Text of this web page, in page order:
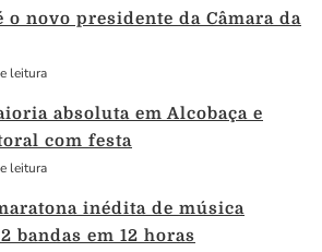
o novo presidente da Câmara da
leitura
absoluta em Alcobaça e
com festa
leitura
inédita de música
bandas em 12 horas